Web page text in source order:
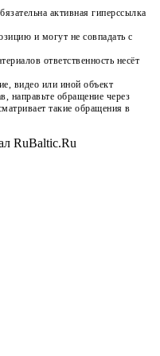
активная гиперссылка
и могут не совпадать с
ответственность несёт
видео или иной объект
направьте обращение через
такие обращения в
RuBaltic.Ru